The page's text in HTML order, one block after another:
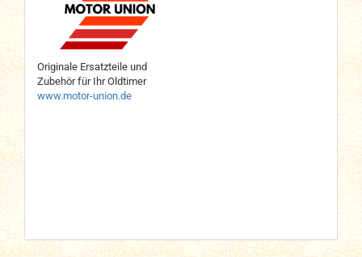
Originale Ersatzteile und
Zubehör für Ihr Oldtimer
www.motor-union.de